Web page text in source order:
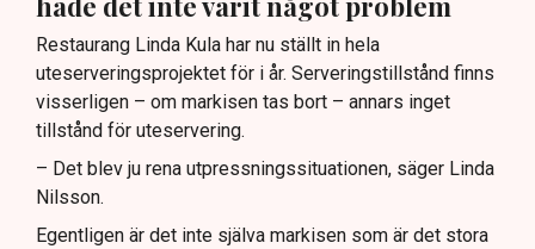
Restaurang Linda Kula har nu ställt in hela
uteserveringsprojektet för i år. Serveringstillstånd finns
visserligen – om markisen tas bort – annars inget
tillstånd för uteservering.
– Det blev ju rena utpressningssituationen, säger Linda
Nilsson.
Egentligen är det inte själva markisen som är det stora